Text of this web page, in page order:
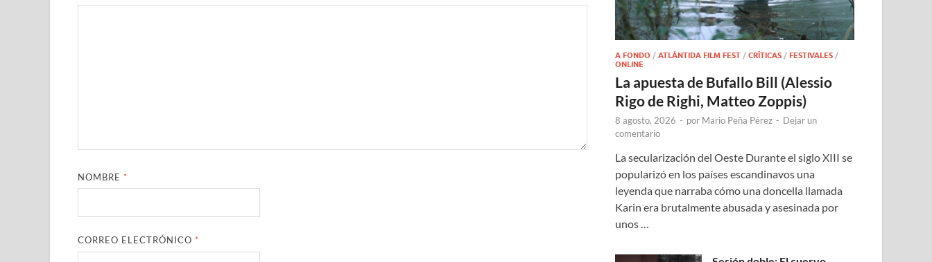
NOMBRE *
CORREO ELECTRÓNICO *
A FONDO /ATLÁNTIDA FILM FEST /CRÍTICAS /FESTIVALES /
ONLINE
La apuesta de Bufallo Bill (Alessio
Rigo de Righi, Matteo Zoppis)
8 agosto, 2026 - por Mario Peña Pérez - Dejar un
comentario
La secularización del Oeste Durante el siglo XIII se
popularizó en los países escandinavos una
leyenda que narraba cómo una doncella llamada
Karin era brutalmente abusada y asesinada por
unos …